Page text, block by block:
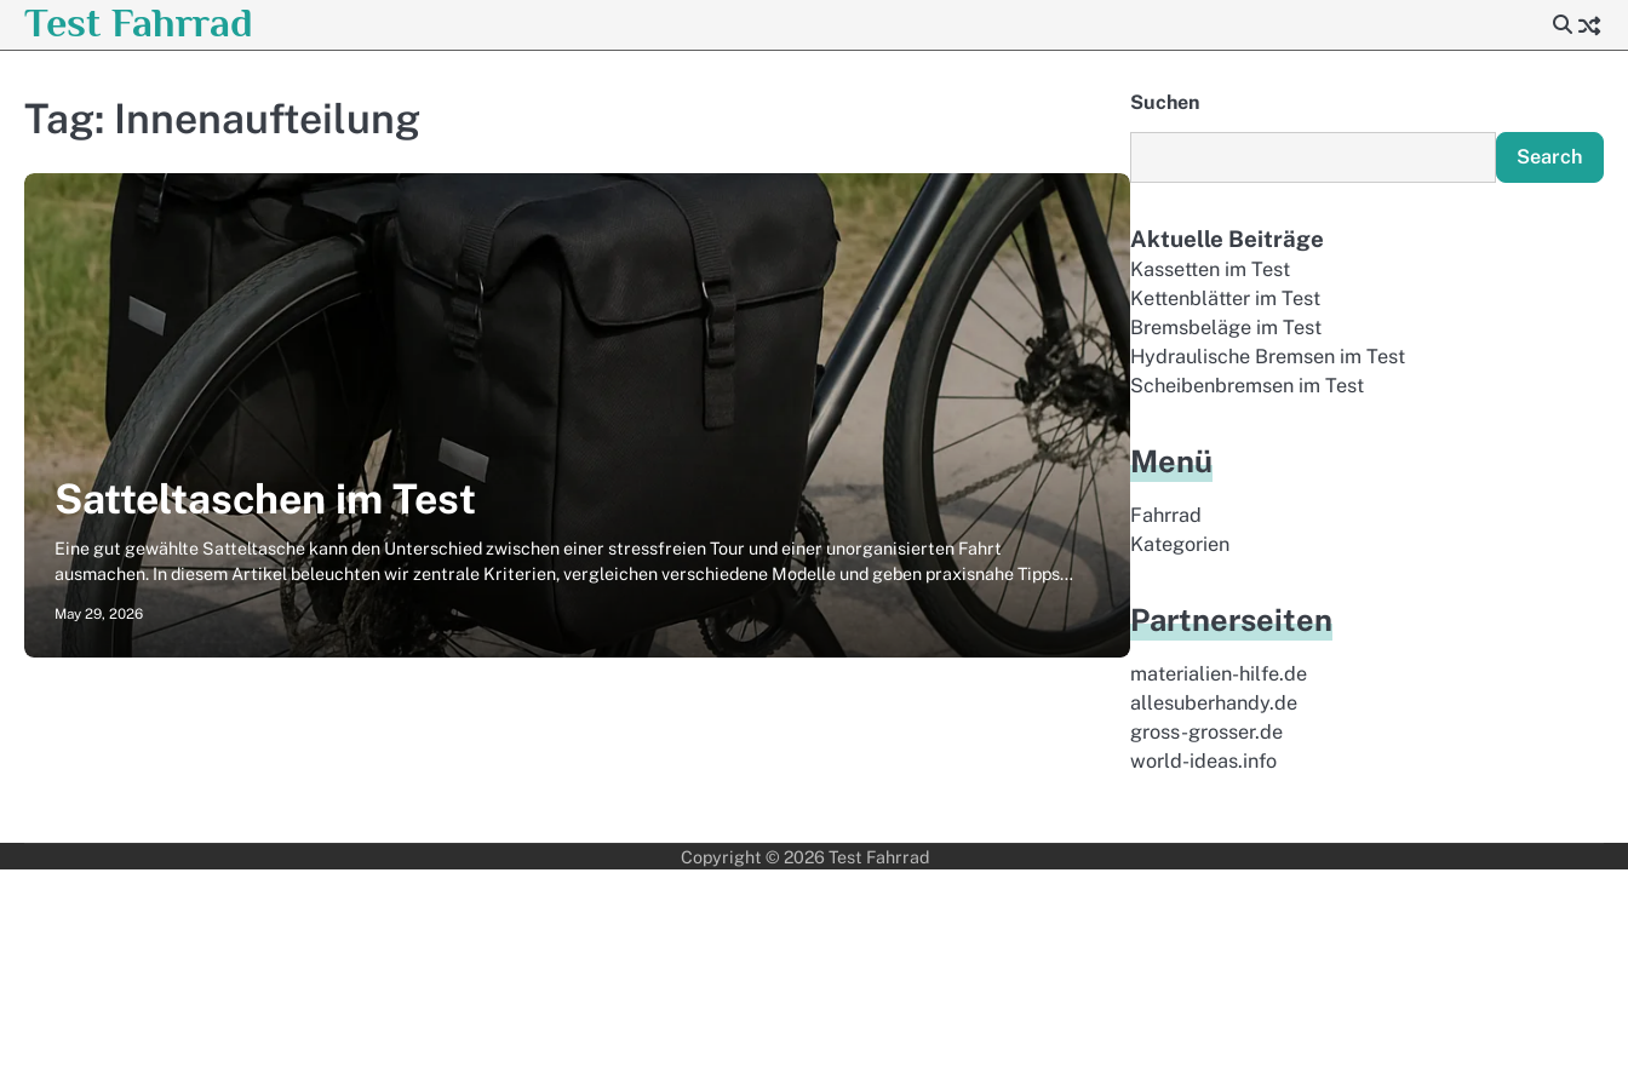
SkipTest Fahrrad
Tag: Innenaufteilung
Satteltaschen im Test
Eine gut gewählte Satteltasche kann den Unterschied zwischen einer stressfreien Tour und einer unorganisierten Fahrt
ausmachen. In diesem Artikel beleuchten wir zentrale Kriterien, vergleichen verschiedene Modelle und geben praxisnahe Tipps…
May 29, 2026
Suchen
Search
Aktuelle Beiträge
Kassetten im Test
Kettenblätter im Test
Bremsbeläge im Test
Hydraulische Bremsen im Test
Scheibenbremsen im Test
Menü
Fahrrad
Kategorien
Partnerseiten
materialien-hilfe.de
allesuberhandy.de
gross-grosser.de
world-ideas.info
Copyright © 2026 Test Fahrrad